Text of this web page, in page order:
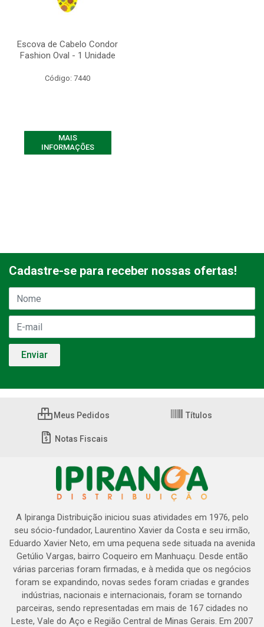
Escova de Cabelo Condor
Fashion Oval - 1 Unidade
Código: 7440
MAIS
INFORMAÇÕES
Cadastre-se para receber nossas ofertas!
Meus Pedidos Títulos
Notas Fiscais
A Ipiranga Distribuição iniciou suas atividades em 1976, pelo
seu sócio-fundador, Laurentino Xavier da Costa e seu irmão,
Eduardo Xavier Neto, em uma pequena sede situada na avenida
Getúlio Vargas, bairro Coqueiro em Manhuaçu. Desde então
várias parcerias foram firmadas, e à medida que os negócios
foram se expandindo, novas sedes foram criadas e grandes
indústrias, nacionais e internacionais, foram se tornando
parceiras, sendo representadas em mais de 167 cidades no
Leste, Vale do Aço e Região Central de Minas Gerais. Em 2007